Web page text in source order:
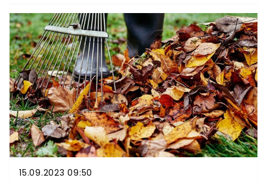
wyrzucanie to nie jedyne rozwiązanie. Sprawdź,
jak je wykorzystać.Suche liście są cenniejsze, niż
nam się wydaje. W niektórych przypadkach mogą
nawet uratować nasz ogród. Podpowiemy, co z
nimi zrobić.
15.09.2023 09:50